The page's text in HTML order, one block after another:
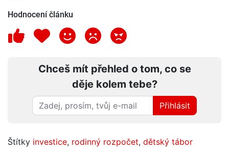
Hodnocení článku
Chceš mít přehled o tom, co se
děje kolem tebe?
Přihlásit
Štítky investice, rodinný rozpočet, dětský tábor